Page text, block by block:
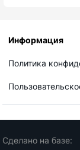
Информация
Политика
Сделано на базе: